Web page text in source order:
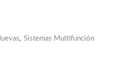
, Sistemas Multifunción